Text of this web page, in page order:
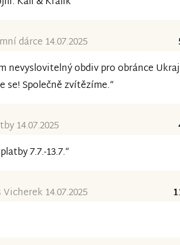
dárce 14.07.2025
nevyslovitelný obdiv pro obránce
se! Společně zvítězíme.“
14.07.2025
7.7.-13.7.“
14.07.2025